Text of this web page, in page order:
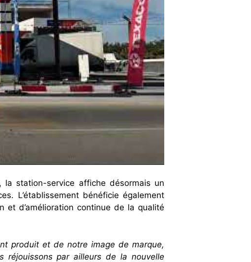
station-service affiche désormais un
L’établissement bénéficie également
et d’amélioration continue de la qualité
produit et de notre image de marque,
par ailleurs de la nouvelle